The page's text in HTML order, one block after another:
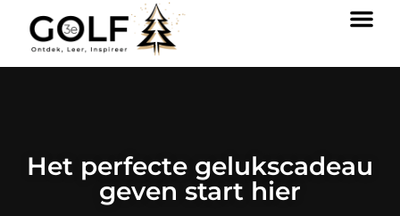
Het perfecte gelukscadeau
geven start hier